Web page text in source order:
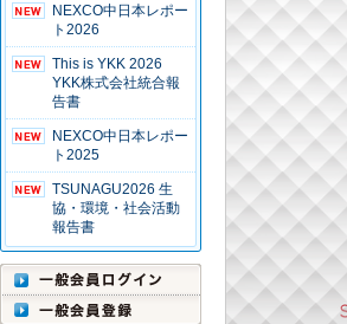
NEXCO中日本レポー
ト2026
This is YKK 2026
YKK株式会社統合報
告書
NEXCO中日本レポー
ト2025
TSUNAGU2026 生
協・環境・社会活動
報告書